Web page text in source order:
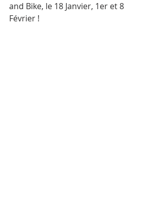
and Bike, le 18 Janvier, 1er et 8
Février !